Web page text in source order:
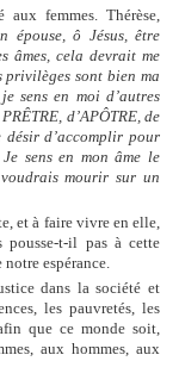
femmes. Thérèse,
épouse, ô Jésus, être
âmes, cela devrait me
sont bien ma
sens en moi d’autres
d’APÔTRE, de
désir d’accomplir pour
sens en mon âme le
mourir sur un
et à faire vivre en elle,
t-il pas à cette
espérance.
dans la société et
les pauvretés, les
que ce monde soit,
aux hommes, aux